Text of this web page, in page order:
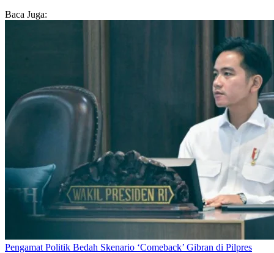
Baca Juga:
Pengamat Politik Bedah Skenario ‘Comeback’ Gibran di Pilpres